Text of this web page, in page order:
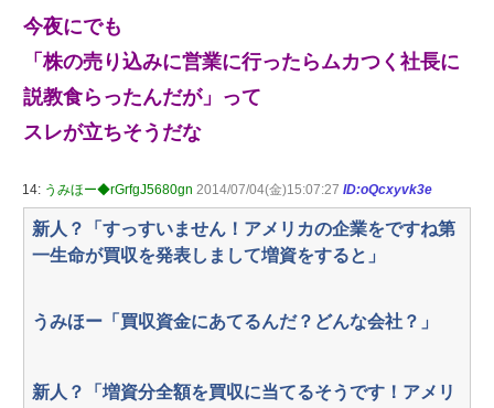
今夜にでも
「株の売り込みに営業に行ったらムカつく社長に
説教食らったんだが」って
スレが立ちそうだな
14: うみほー◆rGrfgJ5680gn 2014/07/04(金)15:07:27 ID:oQcxyvk3e
新人？「すっすいません！アメリカの企業をですね第
一生命が買収を発表しまして増資をすると」
うみほー「買収資金にあてるんだ？どんな会社？」
新人？「増資分全額を買収に当てるそうです！アメリ